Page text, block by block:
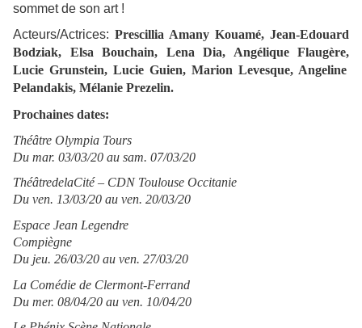
sommet de son art !
Acteurs/Actrices: Prescillia Amany Kouamé, Jean-Edouard
Bodziak, Elsa Bouchain, Lena Dia, Angélique Flaugère,
Lucie Grunstein, Lucie Guien, Marion Levesque, Angeline
Pelandakis, Mélanie Prezelin.
Prochaines dates:
Théâtre Olympia Tours
Du mar. 03/03/20 au sam. 07/03/20
ThéâtredelaCité – CDN Toulouse Occitanie
Du ven. 13/03/20 au ven. 20/03/20
Espace Jean Legendre
Compiègne
Du jeu. 26/03/20 au ven. 27/03/20
La Comédie de Clermont-Ferrand
Du mer. 08/04/20 au ven. 10/04/20